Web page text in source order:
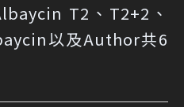
T2、T2+2、
以及Author共6